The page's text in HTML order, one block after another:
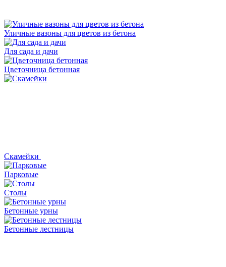
Уличные вазоны для цветов из бетона
Для сада и дачи
Цветочница бетонная
Скамейки
Парковые
Столы
Бетонные урны
Бетонные лестницы